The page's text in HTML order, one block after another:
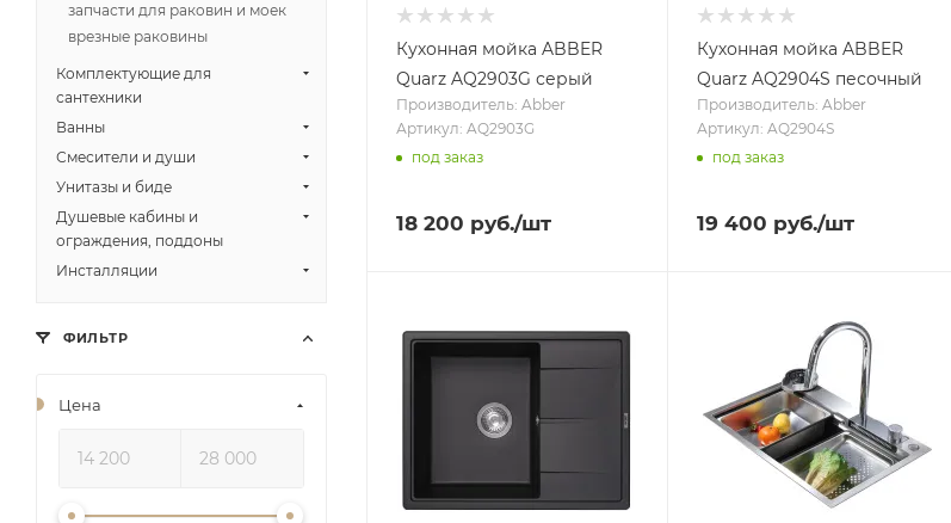
Кухонная мойка ABBER
Quarz AQ2903G серый
Производитель: Abber
Артикул: AQ2903G
под заказ
18 200 руб./шт
Кухонная мойка ABBER
Quarz AQ2904S песочный
Производитель: Abber
Артикул: AQ2904S
под заказ
19 400 руб./шт
запчасти для раковин и моек
врезные раковины
Комплектующие для
сантехники
Ванны
Смесители и души
Унитазы и биде
Душевые кабины и
ограждения, поддоны
Инсталляции
ФИЛЬТР
Цена